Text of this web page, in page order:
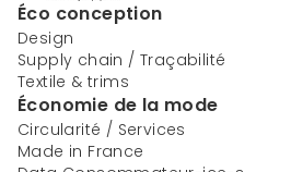
Éco conception
Design
Supply chain / Traçabilité
Textile & trims
Économie de la mode
Circularité / Services
Made in France